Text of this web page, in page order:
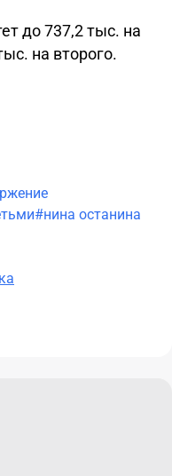
до 737,2 тыс. на
на второго.
#нина останина